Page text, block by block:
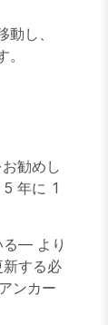
動し、
勧めし
5 年に 1
— より
する必
ンカー